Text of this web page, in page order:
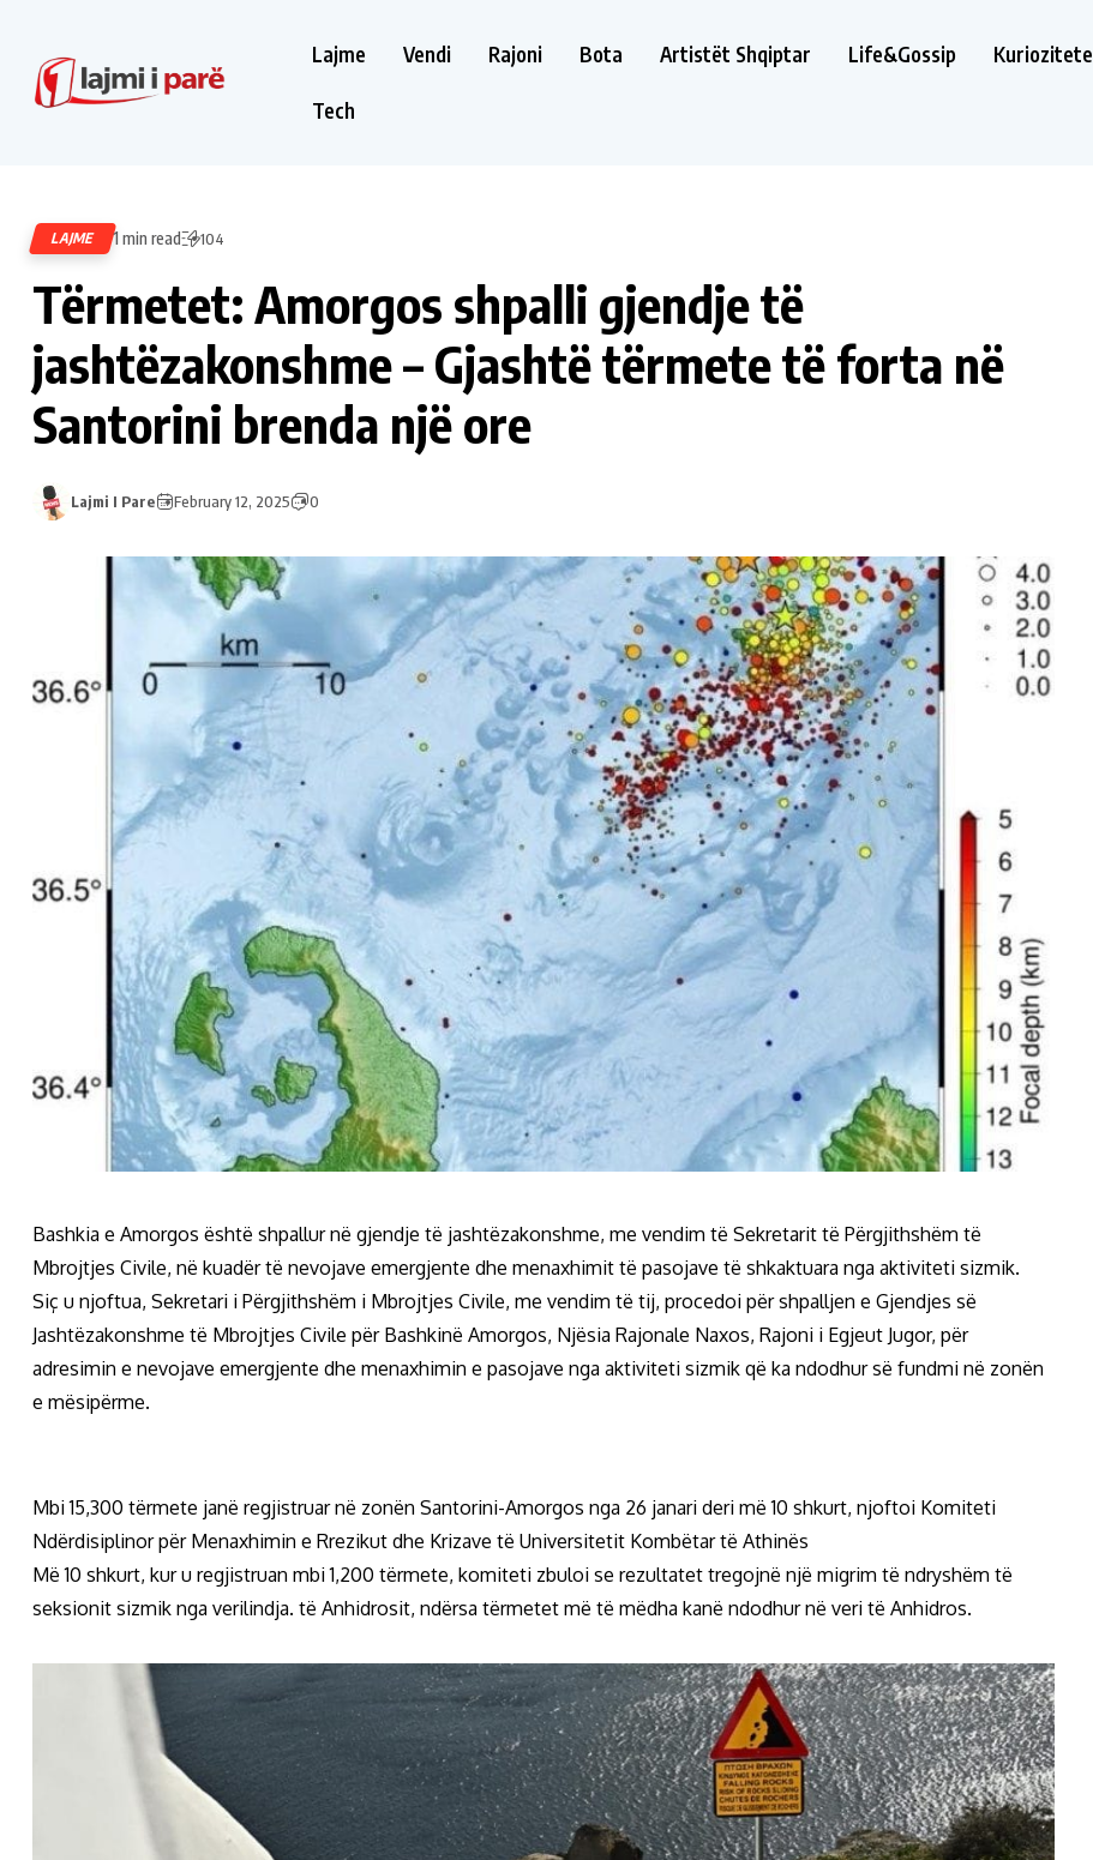
Lajme Vendi Rajoni Bota Artistët Shqiptar Life&Gossip Kuriozitete
Tech
LAJME 1 min read 104
Tërmetet: Amorgos shpalli gjendje të
jashtëzakonshme – Gjashtë tërmete të forta në
Santorini brenda një ore
Lajmi I Pare February 12, 2025 0
Bashkia e Amorgos është shpallur në gjendje të jashtëzakonshme, me vendim të Sekretarit të Përgjithshëm të
Mbrojtjes Civile, në kuadër të nevojave emergjente dhe menaxhimit të pasojave të shkaktuara nga aktiviteti sizmik.
Siç u njoftua, Sekretari i Përgjithshëm i Mbrojtjes Civile, me vendim të tij, procedoi për shpalljen e Gjendjes së
Jashtëzakonshme të Mbrojtjes Civile për Bashkinë Amorgos, Njësia Rajonale Naxos, Rajoni i Egjeut Jugor, për
adresimin e nevojave emergjente dhe menaxhimin e pasojave nga aktiviteti sizmik që ka ndodhur së fundmi në zonën
e mësipërme.
Mbi 15,300 tërmete janë regjistruar në zonën Santorini-Amorgos nga 26 janari deri më 10 shkurt, njoftoi Komiteti
Ndërdisiplinor për Menaxhimin e Rrezikut dhe Krizave të Universitetit Kombëtar të Athinës
Më 10 shkurt, kur u regjistruan mbi 1,200 tërmete, komiteti zbuloi se rezultatet tregojnë një migrim të ndryshëm të
seksionit sizmik nga verilindja. të Anhidrosit, ndërsa tërmetet më të mëdha kanë ndodhur në veri të Anhidros.